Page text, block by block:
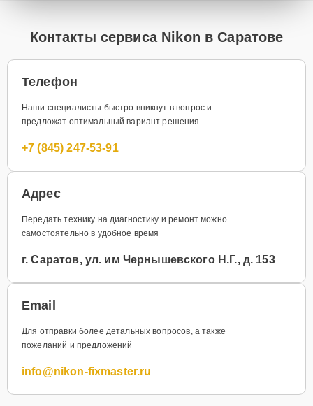
Контакты сервиса Nikon в Саратове
Телефон
Наши специалисты быстро вникнут в вопрос и
предложат оптимальный вариант решения
+7 (845) 247-53-91
Адрес
Передать технику на диагностику и ремонт можно
самостоятельно в удобное время
г. Саратов, ул. им Чернышевского Н.Г., д. 153
Email
Для отправки более детальных вопросов, а также
пожеланий и предложений
info@nikon-fixmaster.ru